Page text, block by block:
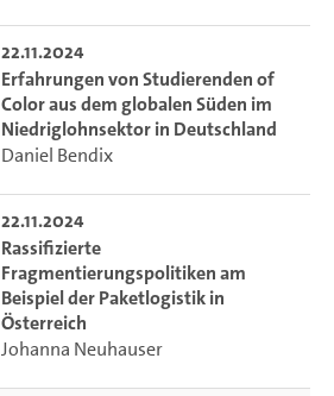
22.11.2024
Erfahrungen von Studierenden of
Color aus dem globalen Süden im
Niedriglohnsektor in Deutschland
Daniel Bendix
22.11.2024
Rassifizierte
Fragmentierungspolitiken am
Beispiel der Paketlogistik in
Österreich
Johanna Neuhauser